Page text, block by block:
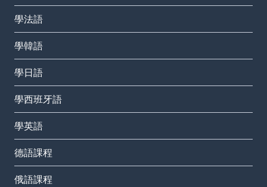
學法語
學韓語
學日語
學西班牙語
學英語
德語課程
俄語課程